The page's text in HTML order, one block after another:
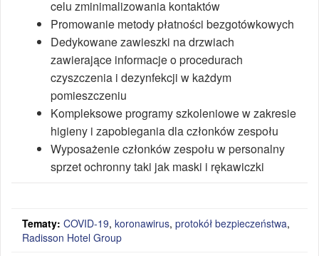
celu zminimalizowania kontaktów
Promowanie metody płatności bezgotówkowych
Dedykowane zawieszki na drzwiach
zawierające informacje o procedurach
czyszczenia i dezynfekcji w każdym
pomieszczeniu
Kompleksowe programy szkoleniowe w zakresie
higieny i zapobiegania dla członków zespołu
Wyposażenie członków zespołu w personalny
sprzet ochronny taki jak maski i rękawiczki
Tematy: COVID-19, koronawirus, protokół bezpieczeństwa,
Radisson Hotel Group